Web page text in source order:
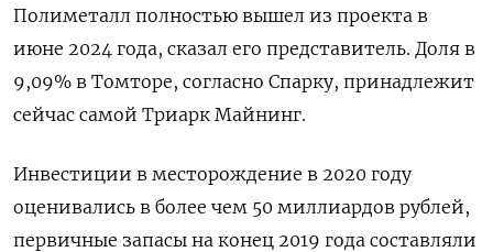
Полиметалл полностью вышел из проекта в
июне 2024 года, сказал его представитель. Доля в
9,09% в Томторе, согласно Спарку, принадлежит
сейчас самой Триарк Майнинг.
Инвестиции в месторождение в 2020 году
оценивались в более чем 50 миллиардов рублей,
первичные запасы на конец 2019 года составляли